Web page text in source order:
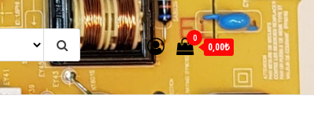
0
0,00₺